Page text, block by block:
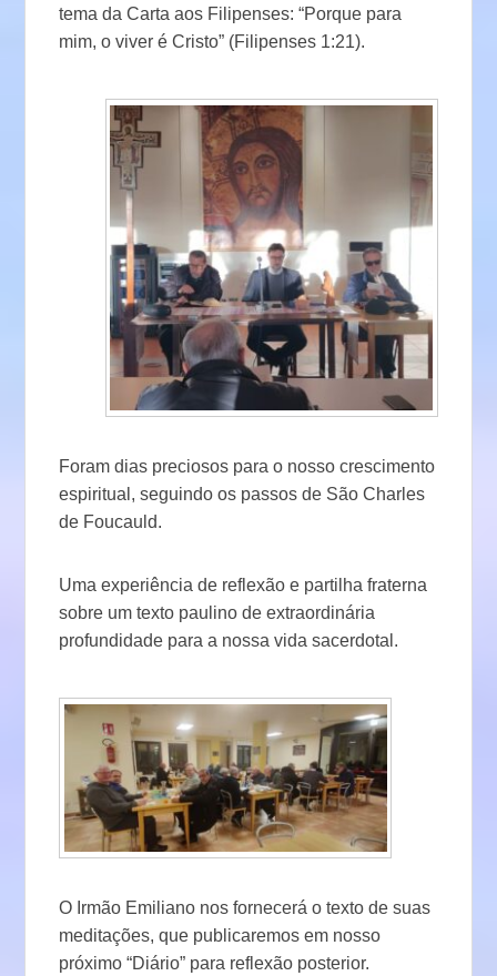
tema da Carta aos Filipenses: “Porque para
mim, o viver é Cristo” (Filipenses 1:21).
Foram dias preciosos para o nosso crescimento
espiritual, seguindo os passos de São Charles
de Foucauld.
Uma experiência de reflexão e partilha fraterna
sobre um texto paulino de extraordinária
profundidade para a nossa vida sacerdotal.
O Irmão Emiliano nos fornecerá o texto de suas
meditações, que publicaremos em nosso
próximo “Diário” para reflexão posterior.